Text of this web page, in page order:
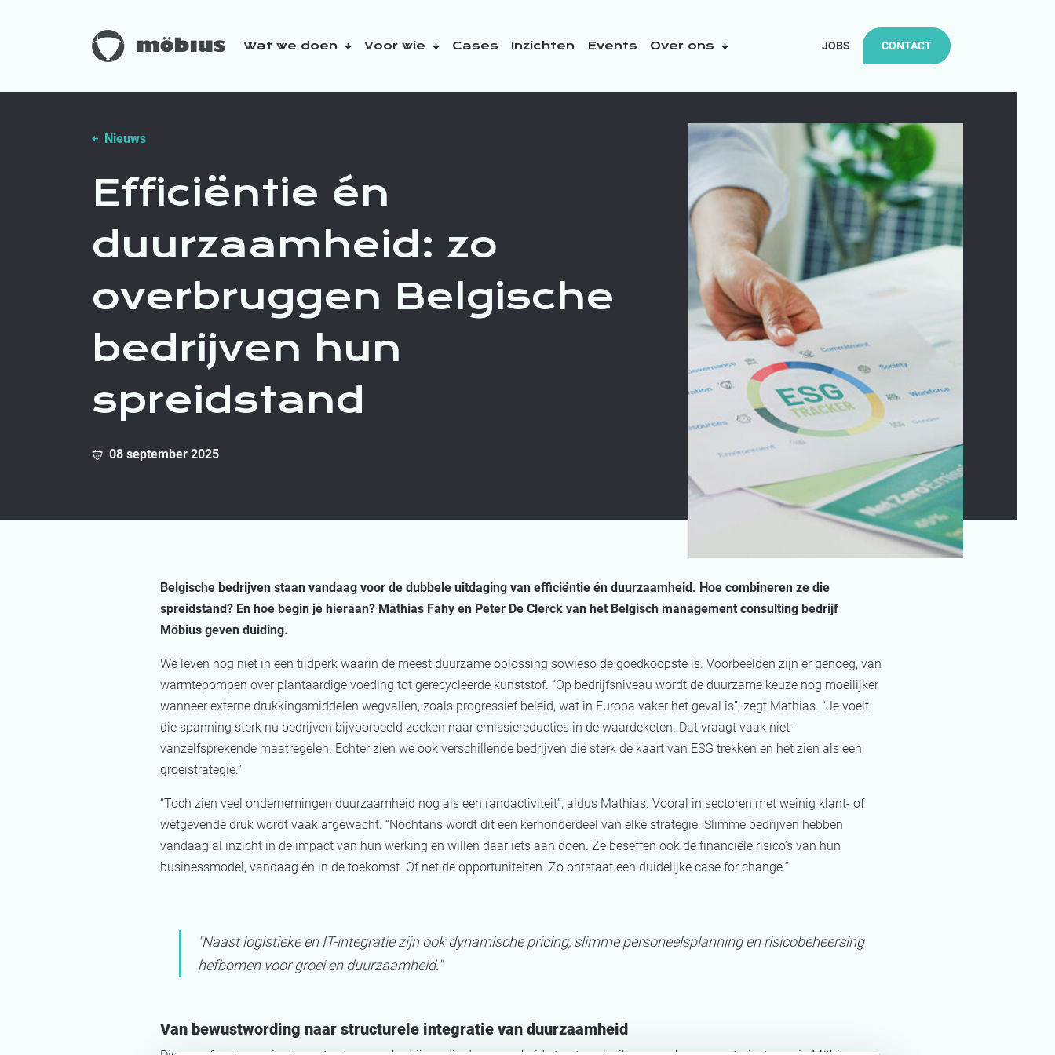
Wat we doen Voor wie Cases Inzichten Events Over ons JOBS CONTACT
Nieuws
Efficiëntie én
duurzaamheid: zo
overbruggen Belgische
bedrijven hun
spreidstand
08 september 2025
Belgische bedrijven staan vandaag voor de dubbele uitdaging van efficiëntie én duurzaamheid. Hoe combineren ze die
spreidstand? En hoe begin je hieraan? Mathias Fahy en Peter De Clerck van het Belgisch management consulting bedrijf
Möbius geven duiding.
We leven nog niet in een tijdperk waarin de meest duurzame oplossing sowieso de goedkoopste is. Voorbeelden zijn er genoeg, van
warmtepompen over plantaardige voeding tot gerecycleerde kunststof. “Op bedrijfsniveau wordt de duurzame keuze nog moeilijker
wanneer externe drukkingsmiddelen wegvallen, zoals progressief beleid, wat in Europa vaker het geval is”, zegt Mathias. “Je voelt
die spanning sterk nu bedrijven bijvoorbeeld zoeken naar emissiereducties in de waardeketen. Dat vraagt vaak niet-
vanzelfsprekende maatregelen. Echter zien we ook verschillende bedrijven die sterk de kaart van ESG trekken en het zien als een
groeistrategie.”
“Toch zien veel ondernemingen duurzaamheid nog als een randactiviteit”, aldus Mathias. Vooral in sectoren met weinig klant- of
wetgevende druk wordt vaak afgewacht. “Nochtans wordt dit een kernonderdeel van elke strategie. Slimme bedrijven hebben
vandaag al inzicht in de impact van hun werking en willen daar iets aan doen. Ze beseffen ook de financiële risico’s van hun
businessmodel, vandaag én in de toekomst. Of net de opportuniteiten. Zo ontstaat een duidelijke case for change.”
"Naast logistieke en IT-integratie zijn ook dynamische pricing, slimme personeelsplanning en risicobeheersing
hefbomen voor groei en duurzaamheid."
Van bewustwording naar structurele integratie van duurzaamheid